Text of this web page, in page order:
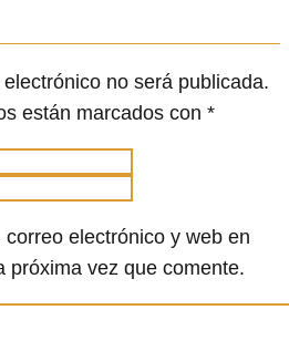
no será publicada.
están marcados con *
electrónico y web en
próxima vez que comente.